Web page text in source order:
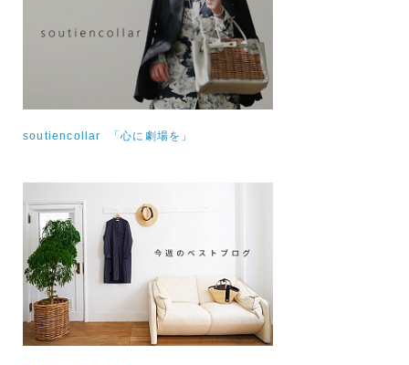
soutiencollar 「心に劇場を」